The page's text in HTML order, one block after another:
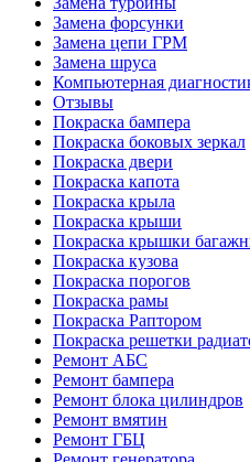
Замена форсунки
Замена цепи ГРМ
Замена шруса
Компьютерная
Отзывы
Покраска бампера
Покраска боковых зеркал
Покраска двери
Покраска капота
Покраска крыла
Покраска крыши
Покраска крышки
Покраска кузова
Покраска порогов
Покраска рамы
Покраска Раптором
Покраска решетки
Ремонт АБС
Ремонт бампера
Ремонт блока цилиндров
Ремонт вмятин
Ремонт ГБЦ